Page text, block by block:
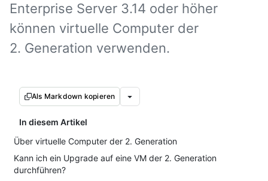
Enterprise Server 3.14 oder höher
können virtuelle Computer der
2. Generation verwenden.
Als Markdown kopieren
In diesem Artikel
Über virtuelle Computer der 2. Generation
Kann ich ein Upgrade auf eine VM der 2. Generation
durchführen?